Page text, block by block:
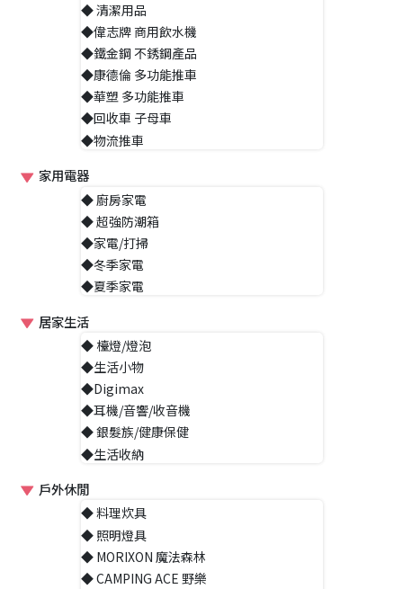
◆ 清潔用品
◆偉志牌 商用飲水機
◆鐵金鋼 不銹鋼產品
◆康德倫 多功能推車
◆華塑 多功能推車
◆回收車 子母車
◆物流推車
家用電器
◆ 廚房家電
◆ 超強防潮箱
◆家電/打掃
◆冬季家電
◆夏季家電
居家生活
◆ 檯燈/燈泡
◆生活小物
◆Digimax
◆耳機/音響/收音機
◆ 銀髮族/健康保健
◆生活收納
戶外休閒
◆ 料理炊具
◆ 照明燈具
◆ MORIXON 魔法森林
◆ CAMPING ACE 野樂